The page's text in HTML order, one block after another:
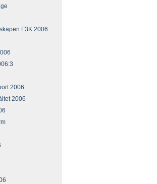
F3K 2006
2006
2006